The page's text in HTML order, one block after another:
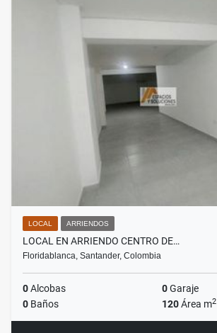
LOCAL ARRIENDOS
LOCAL EN ARRIENDO CENTRO DE…
Floridablanca, Santander, Colombia
0Alcobas 0Garaje
0 Baños 120Área m2